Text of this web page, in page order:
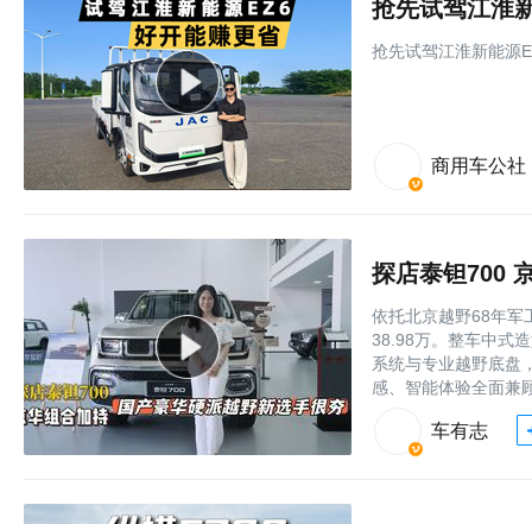
抢先试驾江淮
抢先试驾江淮新能源
商用车公社
探店泰钽700
依托北京越野68年军
38.98万。整车中式
系统与专业越野底盘
感、智能体验全面兼
车有志